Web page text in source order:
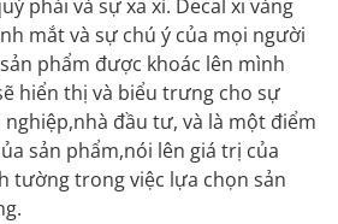
phái và sự xa xỉ. Decal xi vàng
mắt và sự chú ý của mọi người
phẩm được khoác lên mình
hiển thị và biểu trưng cho sự
đầu tư, và là một điểm
sản phẩm,nói lên giá trị của
tường trong việc lựa chọn sản